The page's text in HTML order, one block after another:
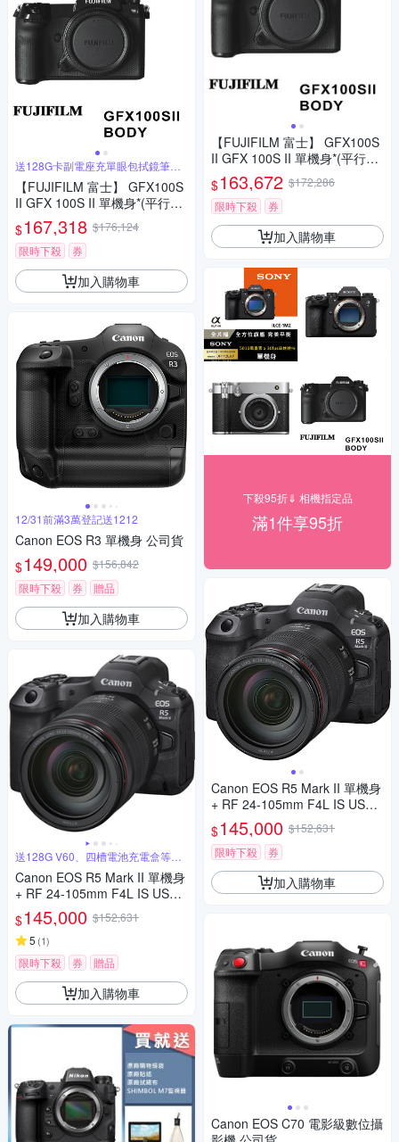
送128G卡副電座充單眼包拭鏡筆背
帶
【FUJIFILM 富士】 GFX100S
II GFX 100S II 單機身*(平行輸
入)
$167,318 $176,124
限時下殺
券
加入購物車
12/31前滿3萬登記送1212
Canon EOS R3 單機身 公司貨
$149,000 $156,842
限時下殺
券 贈品
加入購物車
送128G V60、四槽電池充電盒等好
禮
Canon EOS R5 Mark II 單機身
+ RF 24-105mm F4L IS USM
變焦鏡組 公司貨
$145,000 $152,631
5 (1)
限時下殺 券 贈品
加入購物車
【FUJIFILM 富士】 GFX100S
II GFX 100S II 單機身*(平行輸
入)
$163,672 $172,286
限時下殺
券
加入購物車
下殺95折⇓ 相機指定品
滿1件享95折
Canon EOS R5 Mark II 單機身
+ RF 24-105mm F4L IS USM
變焦鏡組 公司貨
$145,000 $152,631
限時下殺
券
加入購物車
Canon EOS C70 電影級數位攝